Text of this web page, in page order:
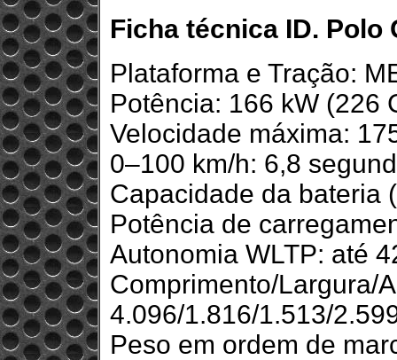
Ficha técnica ID. Polo
Plataforma e Tração:
Potência: 166 kW (226
Velocidade máxima:
0–100 km/h: 6,8
Capacidade da bateria
Potência de
Autonomia WLTP: até
Comprimento/
4.096/1.816/1.513/
Peso em ordem de